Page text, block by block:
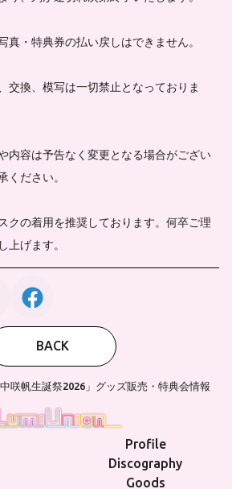
・特典券の払い戻しはできません。
交換、模写は一切禁止となっておりま
内容は予告なく変更となる場合がござい
ください。
クの着用を推奨しております。何卒ご理
上げます。
BACK
中咲帆生誕祭2026」グッズ販売・特典会情報
Profile
Discography
Goods